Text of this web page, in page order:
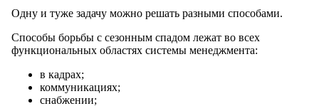
Одну и туже задачу можно решать разными способами.
Способы борьбы с сезонным спадом лежат во всех
функциональных областях системы менеджмента:
в кадрах;
коммуникациях;
снабжении;